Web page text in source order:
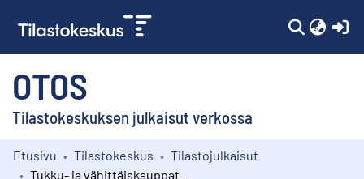
OTOS
Tilastokeskuksen julkaisut verkossa
Kokoelmat
Etusivu Tilastokeskus
Tilastojulkaisut